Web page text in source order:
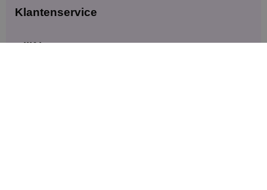
Klantenservice
Blijf in contact